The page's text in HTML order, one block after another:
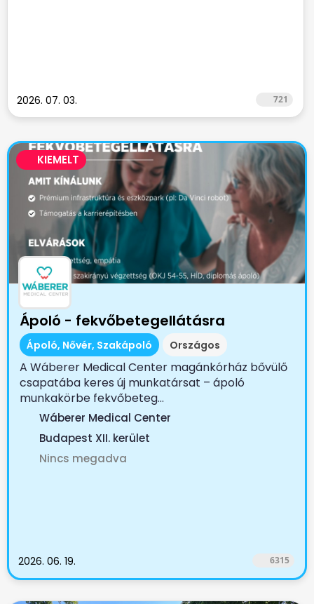
2026. 07. 03. 721
KIEMELT
Ápoló - fekvőbetegellátásra
Ápoló, Nővér, Szakápoló Országos
A Wáberer Medical Center magánkórház bővülő
csapatába keres új munkatársat – ápoló
munkakörbe fekvőbeteg...
Wáberer Medical Center
Budapest XII. kerület
Nincs megadva
2026. 06. 19. 6315